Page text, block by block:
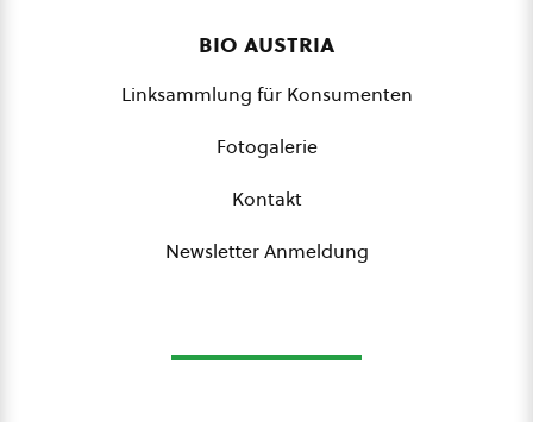
bio austria
Linksammlung für Konsumenten
Fotogalerie
Kontakt
Newsletter Anmeldung